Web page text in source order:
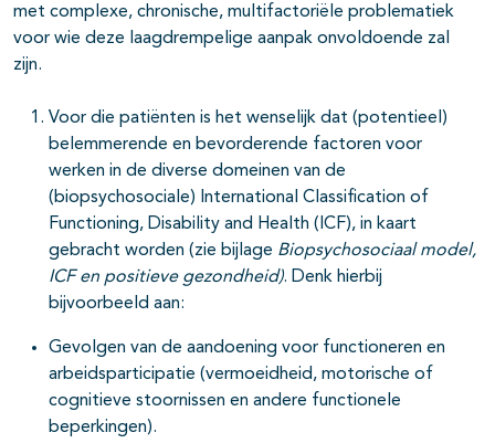
met complexe, chronische, multifactoriële problematiek
voor wie deze laagdrempelige aanpak onvoldoende zal
zijn.
Voor die patiënten is het wenselijk dat (potentieel)
belemmerende en bevorderende factoren voor
werken in de diverse domeinen van de
(biopsychosociale) International Classification of
Functioning, Disability and Health (ICF), in kaart
gebracht worden (zie bijlage Biopsychosociaal model,
ICF en positieve gezondheid). Denk hierbij
bijvoorbeeld aan:
Gevolgen van de aandoening voor functioneren en
arbeidsparticipatie (vermoeidheid, motorische of
cognitieve stoornissen en andere functionele
beperkingen).